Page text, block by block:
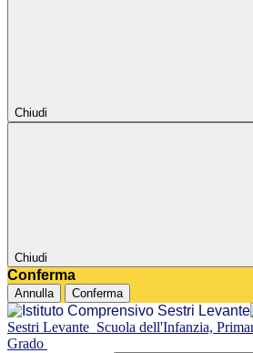
Chiudi
Chiudi
Conferma
Annulla Conferma
Sestri Levante Scuola dell'Infanzia,
Grado